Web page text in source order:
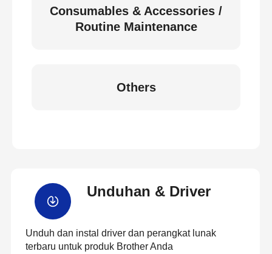
Consumables & Accessories /
Routine Maintenance
Others
Unduhan & Driver
Unduh dan instal driver dan perangkat lunak
terbaru untuk produk Brother Anda